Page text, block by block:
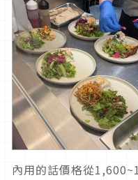
內用的話價格從